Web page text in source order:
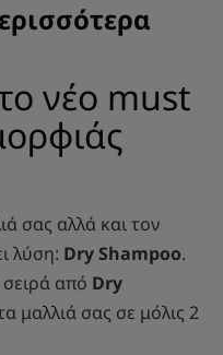
νέο must
σας αλλά και τον
λύση: Dry Shampoo.
από Dry
μαλλιά σας σε μόλις 2